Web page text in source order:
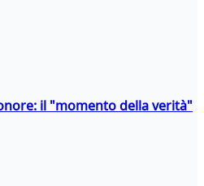
il "momento della verità"